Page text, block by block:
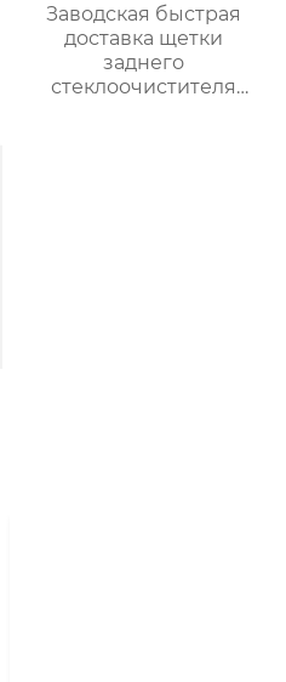
Заводская быстрая
доставка щетки
заднего
стеклоочистителя